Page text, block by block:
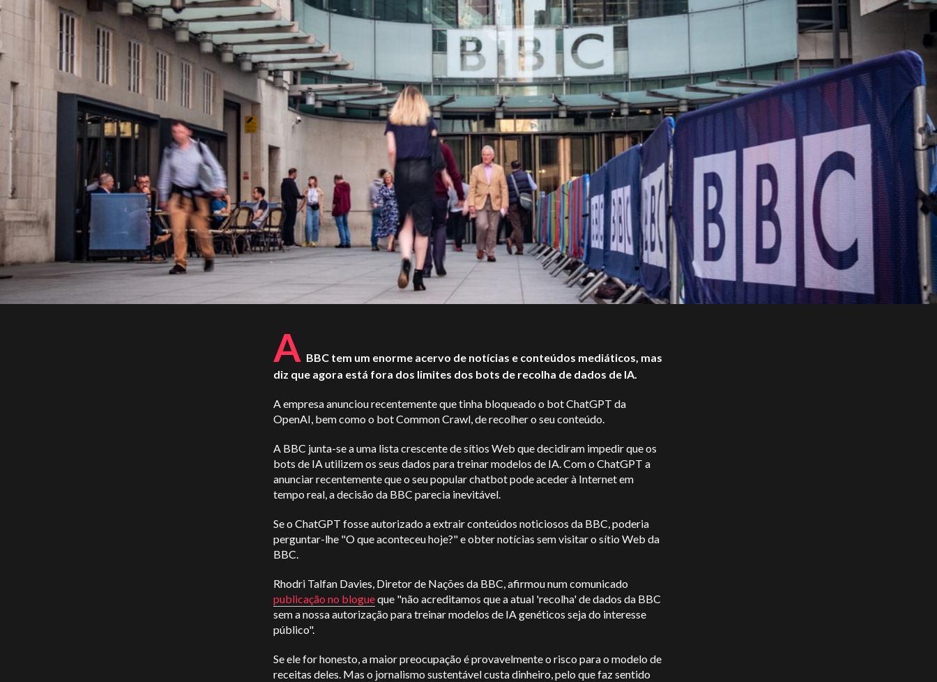
A BBC tem um enorme acervo de notícias e conteúdos mediáticos, mas
diz que agora está fora dos limites dos bots de recolha de dados de IA.
A empresa anunciou recentemente que tinha bloqueado o bot ChatGPT da
OpenAI, bem como o bot Common Crawl, de recolher o seu conteúdo.
A BBC junta-se a uma lista crescente de sítios Web que decidiram impedir que os
bots de IA utilizem os seus dados para treinar modelos de IA. Com o ChatGPT a
anunciar recentemente que o seu popular chatbot pode aceder à Internet em
tempo real, a decisão da BBC parecia inevitável.
Se o ChatGPT fosse autorizado a extrair conteúdos noticiosos da BBC, poderia
perguntar-lhe "O que aconteceu hoje?" e obter notícias sem visitar o sítio Web da
BBC.
Rhodri Talfan Davies, Diretor de Nações da BBC, afirmou num comunicado
publicação no blogueque "não acreditamos que a atual 'recolha' de dados da BBC
sem a nossa autorização para treinar modelos de IA genéticos seja do interesse
público".
Se ele for honesto, a maior preocupação é provavelmente o risco para o modelo de
receitas deles. Mas o jornalismo sustentável custa dinheiro, pelo que faz sentido